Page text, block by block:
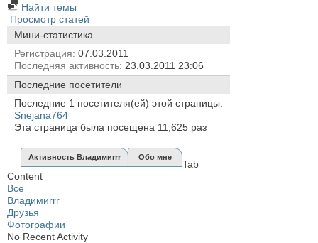
Найти темы
Просмотр статей
Мини-статистика
Регистрация 07.03.2011
Последняя активность 23.03.2011 23:06
Последние посетители
Последние 1 посетителя(ей) этой страницы:
Snejana764
Эта страница была посещена 11,625 раз
Активность Владимиrrr Обо мне
Tab
Content
Все
Владимиrrr
Друзья
Фотографии
No Recent Activity